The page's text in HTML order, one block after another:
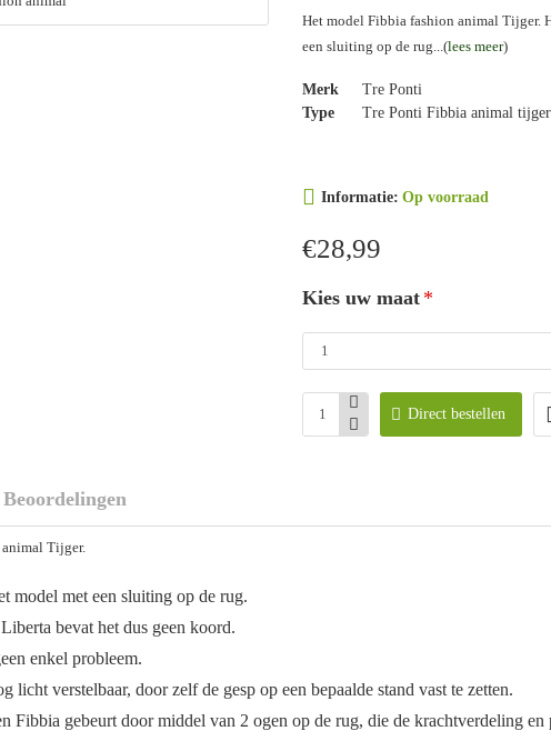
Het model Fibbia fashion animal Tijger.
een sluiting op de rug...(lees meer)
Merk
Tre Ponti
Type
Tre Ponti Fibbia animal tijger
Informatie: Op voorraad
€28,99
Kies uw maat
Direct bestellen
Beoordelingen
Tijger.
model met een sluiting op de rug.
bevat het dus geen koord.
enkel probleem.
licht verstelbaar, door zelf de gesp op een bepaalde stand vast te zetten.
Fibbia gebeurt door middel van 2 ogen op de rug, die de krachtverdeling